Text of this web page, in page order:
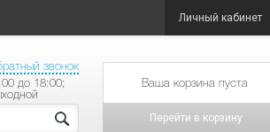
Личный кабинет
звонок
до 18:00;
товаров на сумму
Перейти в корзину